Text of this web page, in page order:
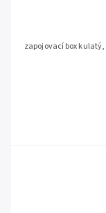
zapojovací box